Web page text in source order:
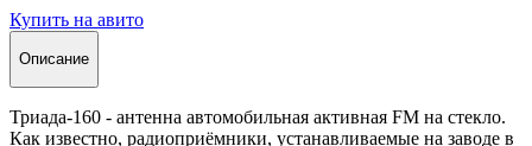
Купить на авито
Описание
Триада-160 - антенна автомобильная активная FM на стекло.
Как известно, радиоприёмники, устанавливаемые на заводе в